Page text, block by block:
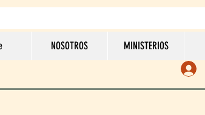
NOSOTROS MINISTERIOS